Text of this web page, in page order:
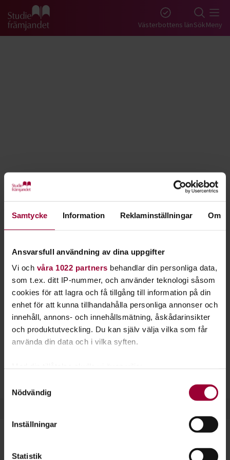
Samtycke Information Reklaminställningar Om
Ansvarsfull användning av dina uppgifter
Vi och våra 1022 partners behandlar din personliga data,
som t.ex. ditt IP-nummer, och använder teknologi såsom
cookies för att lagra och få tillgång till information på din
enhet för att kunna tillhandahålla personliga annonser och
innehåll, annons- och innehållsmätning, åskådarinsikter
och produktutveckling. Du kan själv välja vilka som får
använda din data och i vilka syften.
som kan ha en noggrannhet på upp till flera meter
Ta reda på mer om hur dina personliga uppgifter
Du kan ändra eller dra tillbaka ditt samtycke när som
Nödvändig
Inställningar
Statistik
Gå till studiefrämjandets startsida Västerbottens länSökMeny
Tillbaka Lyssna
Upptäck Sverige - Västerbotten
kan du upptäcka Sverige.
Varför finns egentligen ditt hus, din gata eller din stad? Och
vilka har bott där tidigare? Starta en studiecirkel ihop med
dina grannar och lär er mer om platsen ni bor på.
Vill du berätta för andra om dina upptäckter hjälper vi dig att
anordna en föreläsning . Det finns så många berättelser
värda att sprida och så mycket spännande historia att dela
Dela: E-mail